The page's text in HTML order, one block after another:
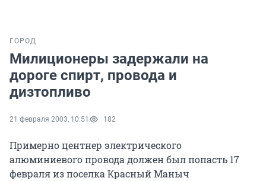
ГОРОД
Милиционеры задержали на
дороге спирт, провода и
дизтопливо
21 февраля 2003, 10:51 182
Примерно центнер электрического
алюминиевого провода должен был попасть 17
февраля из поселка Красный Маныч